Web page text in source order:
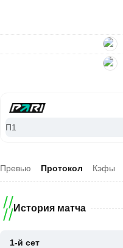
П1
Превью Протокол Кэфы
История матча
1-й сет